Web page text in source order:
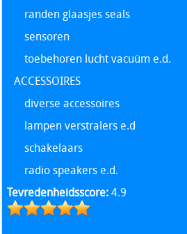
randen glaasjes seals
sensoren
toebehoren lucht vacuüm e.d.
ACCESSOIRES
diverse accessoires
lampen verstralers e.d
schakelaars
radio speakers e.d.
Tevredenheidsscore:4.9